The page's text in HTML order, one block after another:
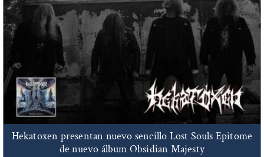
Hekatoxen presentan nuevo sencillo Lost Souls Epitome
de nuevo álbum Obsidian Majesty